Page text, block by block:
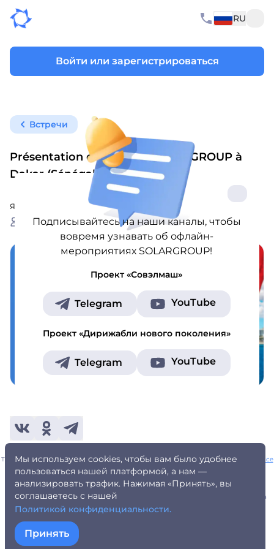
Подписывайтесь на наши каналы, чтобы
вовремя узнавать об офлайн-
мероприятиях SOLARGROUP!
Проект «Совэлмаш»
Telegram YouTube
Проект «Дирижабли нового поколения»
Telegram YouTube
Мы используем cookies, чтобы вам было удобнее
пользоваться нашей платформой, а нам —
анализировать трафик. Нажимая «Принять», вы
соглашаетесь с нашей
Политикой конфиденциальности.
Принять
RU
Войти или зарегистрироваться
Встречи
Présentation des projets SOLARGROUP à
Dakar (Sénégal)
Язык презентации: Français
23. maj 2026, 11:00
Участников: 11
34
This site is protected by reCAPTCHA and the GooglePrivacy PolicyandTerms of Service
apply.
Уведомление для регулирующих органов Уведомление для физических лиц
Предупреждение о рискахПолитика конфиденциальности
Персональные данные (ФЗ-152/242)
AML политика
Контакты